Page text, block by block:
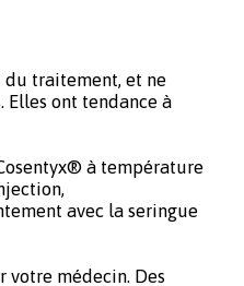
traitement, et ne
ont tendance à
à température
avec la seringue
votre médecin. Des